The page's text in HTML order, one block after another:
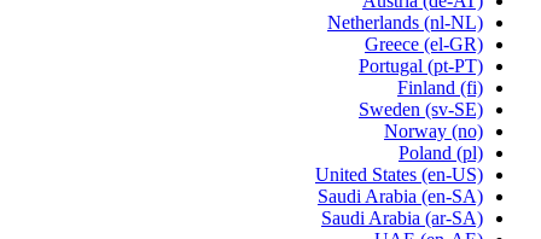
Netherlands (nl-NL)
Greece (el-GR)
Portugal (pt-PT)
Finland (fi)
Sweden (sv-SE)
Norway (no)
Poland (pl)
United States (en-US)
Saudi Arabia (en-SA)
Saudi Arabia (ar-SA)